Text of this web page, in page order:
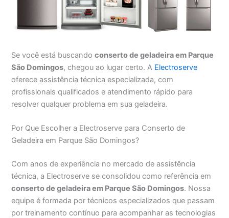
Se você está buscandoconserto de geladeira em Parque
São Domingos, chegou ao lugar certo. A Electroserve
oferece assistência técnica especializada, com
profissionais qualificados e atendimento rápido para
resolver qualquer problema em sua geladeira.
Por Que Escolher a Electroserve para Conserto de
Geladeira em Parque São Domingos?
Com anos de experiência no mercado de assistência
técnica, a Electroserve se consolidou como referência em
conserto de geladeira em Parque São Domingos. Nossa
equipe é formada por técnicos especializados que passam
por treinamento contínuo para acompanhar as tecnologias